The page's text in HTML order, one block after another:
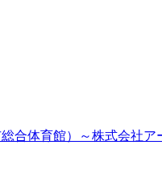
合体育館）～株式会社ア